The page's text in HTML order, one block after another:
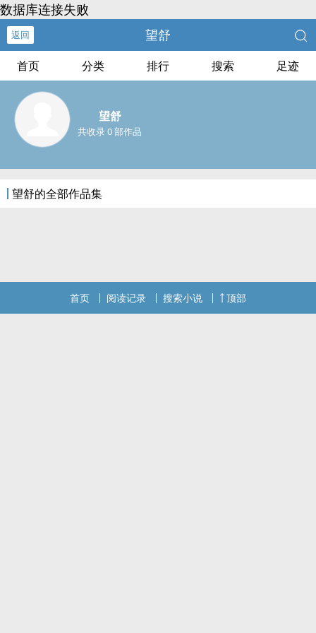
数据库连接失败
返回 望舒
首页 分类 排行 搜索 足迹
望舒
共收录 0 部作品
望舒的全部作品集
首页 阅读记录 搜索小说 顶部